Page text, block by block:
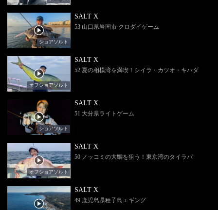
ショアソルト
SALT X
53 山口県岩国市 クロダイゲーム
オフショアソルト
SALT X
52 夏の相模湾を満喫！シイラ・カツオ・キハダ
ショアソルト
SALT X
51 大分県ライトゲーム
オフショアソルト
SALT X
50 ノッコミの大鯛を狙う！東京湾のタイラバ
SALT X
49 鹿児島県種子島エギング